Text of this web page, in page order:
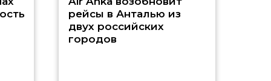
рейсы в Анталью из
двух российских
городов